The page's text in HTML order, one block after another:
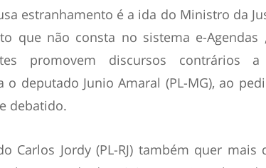
estranhamento é a ida do Ministro da
que não consta no sistema e-
promovem discursos contrários a
o deputado Junio Amaral (PL-MG), ao
debatido.
Carlos Jordy (PL-RJ) também quer